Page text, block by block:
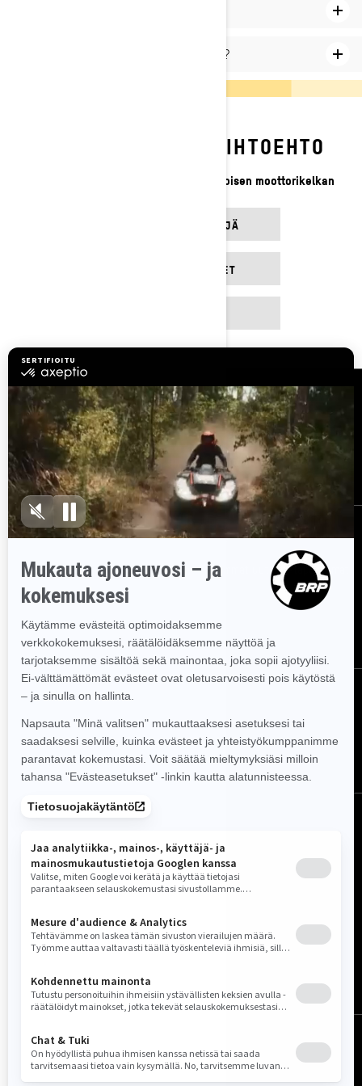
Miten aloittelija voi ajaa moottorikelkkaa?
LÖYDÄ SOPIVIN VAIHTOEHTO
Avullamme löydät unelmiesi keskikokoisen moottorikelkan
ETSI JÄLLEENMYYJÄ
KATSO TARJOUKSET
Resurssit
Asiakaspalvelu
Työpaikat
Tule BRP:n jälleenmyyjäksi
Takaisinkutsut
Tilaa uutiskirje
Tilaa uutiskirje.Saat tietää tuoreeltaan uusimmat uutiset, tapahtumat
ja tarjoukset.
TILAA
Suomi (suomi)
© BRP 2003–2026